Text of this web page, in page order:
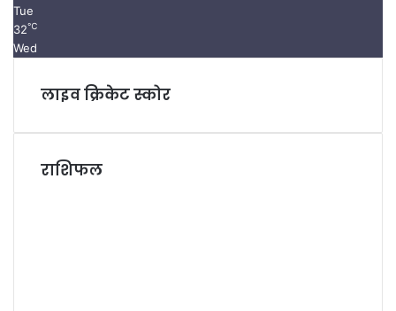
Tue
32℃
Wed
लाइव क्रिकेट स्कोर
राशिफल